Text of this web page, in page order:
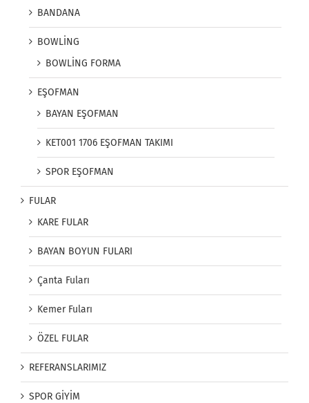
BANDANA
BOWLİNG
BOWLİNG FORMA
EŞOFMAN
BAYAN EŞOFMAN
KET001 1706 EŞOFMAN TAKIMI
SPOR EŞOFMAN
FULAR
KARE FULAR
BAYAN BOYUN FULARI
Çanta Fuları
Kemer Fuları
ÖZEL FULAR
REFERANSLARIMIZ
SPOR GİYİM